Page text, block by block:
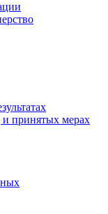
принятых мерах